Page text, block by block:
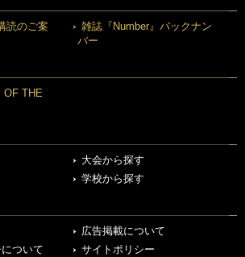
読のご案
雑誌『Number』バックナン
バー
OF THE
大会から探す
学校から探す
広告掲載について
ついて
サイトポリシー